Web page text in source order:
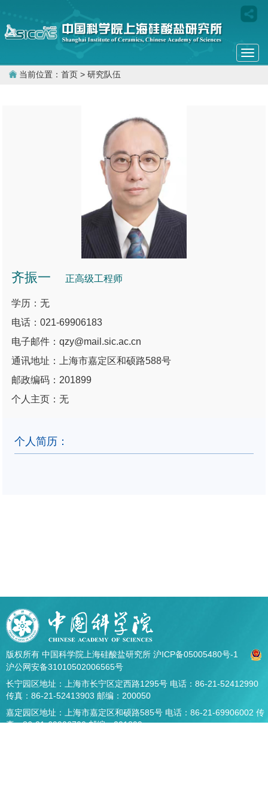
当前位置： 首页 > 研究队伍
齐振一 正高级工程师
学历：无
电话：021-69906183
电子邮件：qzy@mail.sic.ac.cn
通讯地址：上海市嘉定区和硕路588号
邮政编码：201899
个人主页：无
个人简历：
版权所有 中国科学院上海硅酸盐研究所 沪ICP备05005480号-1
沪公网安备31010502006565号
长宁园区地址：上海市长宁区定西路1295号 电话：86-21-52412990
传真：86-21-52413903 邮编：200050
嘉定园区地址：上海市嘉定区和硕路585号 电话：86-21-69906002 传
真：86-21-69906700 邮编：201899